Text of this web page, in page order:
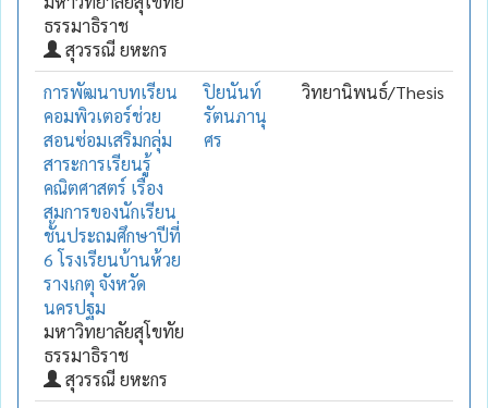
ธรรมาธิราช
สุวรรณี ยหะกร
การพัฒนาบทเรียน
คอมพิวเตอร์ช่วย
สอนซ่อมเสริมกลุ่ม
สาระการเรียนรู้
คณิตศาสตร์ เรื่อง
สมการของนักเรียน
ชั้นประถมศึกษาปีที่
6 โรงเรียนบ้านห้วย
รางเกตุ จังหวัด
นครปฐม
มหาวิทยาลัยสุโขทัย
ธรรมาธิราช
สุวรรณี ยหะกร
ปิยนันท์
รัตนภานุ
ศร
วิทยานิพนธ์/Thesis